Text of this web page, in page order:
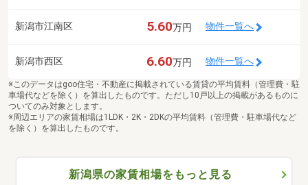
新潟市江南区 5.60万円 物件一覧へ
新潟市西区 6.60万円 物件一覧へ
※このデータはgoo住宅・不動産に掲載されている賃貸の平均賃料（管理費・駐
車場代などを除く）を算出したものです。ただし10戸以上の掲載があるものに
ついてのみ対象とします。
※周辺エリアの家賃相場は1LDK・2K・2DKの平均賃料（管理費・駐車場代など
を除く）を算出したものです。
新潟県の家賃相場をもっと見る